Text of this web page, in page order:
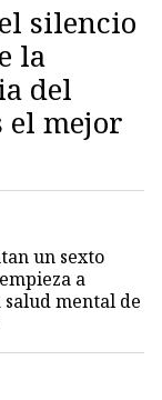
silencio
la
del
el mejor
un sexto
a
mental de